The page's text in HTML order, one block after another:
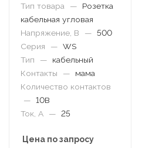
Тип товара —
Розетка
кабельная угловая
Напряжение, В
— 500
Серия
— WS
Тип
—
кабельный
Контакты
—
мама
Количество контактов
— 10B
Ток, А
— 25
Цена по запросу